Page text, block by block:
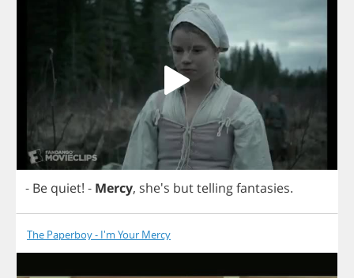
- Be quiet! - Mercy, she's buttellingfantasies.
The Paperboy - I'm Your Mercy